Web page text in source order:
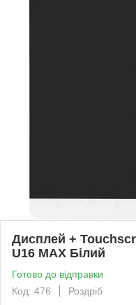
Дисплей +
U16 MAX Білий
Готово до відправки
Код: 476
Роздріб